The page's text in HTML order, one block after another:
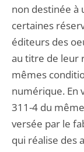
non destinée à
certaines
éditeurs des
au titre de leur
mêmes
numérique. En
311-4 du
versée par le
qui réalise des